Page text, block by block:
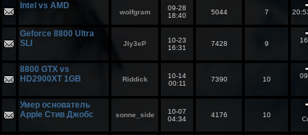
Intel vs AMD
wolfgram
09-28
18:40
5044 7
Geforce 8800 Ultra
SLI
JIy3eP
10-23
16:31
7428 9
8800 GTX vs
HD2900XT 1GB
Riddick
10-14
00:11
7390 10
Умер основатель
Apple Стив Джобс
sonne_side
10-07
04:34
4176 10